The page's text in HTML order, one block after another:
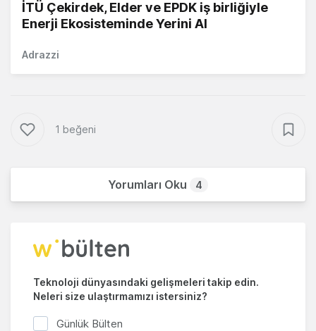
İTÜ Çekirdek, Elder ve EPDK iş birliğiyle
Enerji Ekosisteminde Yerini Al
Adrazzi
1 beğeni
Yorumları Oku 4
Teknoloji dünyasındaki gelişmeleri takip edin.
Neleri size ulaştırmamızı istersiniz?
Günlük Bülten